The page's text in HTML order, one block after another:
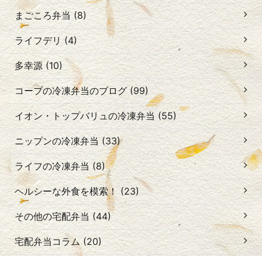
まごころ弁当 (8)
ライフデリ (4)
多幸源 (10)
コープの冷凍弁当のブログ (99)
イオン・トップバリュの冷凍弁当 (55)
ニップンの冷凍弁当 (33)
ライフの冷凍弁当 (8)
ヘルシーな外食を模索！ (23)
その他の宅配弁当 (44)
宅配弁当コラム (20)